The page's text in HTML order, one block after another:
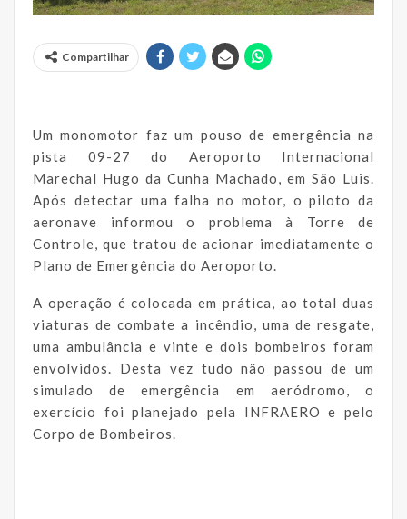
Compartilhar
Um monomotor faz um pouso de emergência na
pista 09-27 do Aeroporto Internacional
Marechal Hugo da Cunha Machado, em São Luis.
Após detectar uma falha no motor, o piloto da
aeronave informou o problema à Torre de
Controle, que tratou de acionar imediatamente o
Plano de Emergência do Aeroporto.
A operação é colocada em prática, ao total duas
viaturas de combate a incêndio, uma de resgate,
uma ambulância e vinte e dois bombeiros foram
envolvidos. Desta vez tudo não passou de um
simulado de emergência em aeródromo, o
exercício foi planejado pela INFRAERO e pelo
Corpo de Bombeiros.